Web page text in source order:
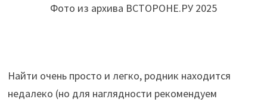
Фото из архива ВСТОРОНЕ.РУ 2025
Найти очень просто и легко, родник находится
недалеко (но для наглядности рекомендуем